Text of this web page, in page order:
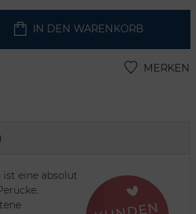
IN DEN WARENKORB
MERKEN
ist eine absolut